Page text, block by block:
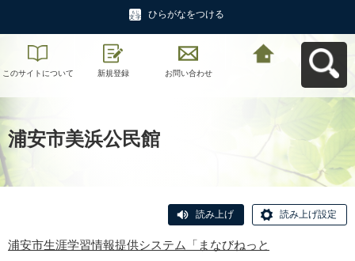
ひらがなをつける
このサイトについて 新規登録 お問い合わせ
浦安市美浜公民館
読み上げ 読み上げ設定
浦安市生涯学習情報提供システム「まなびねっと